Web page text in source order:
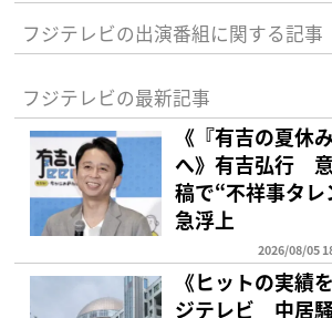
フジテレビの出演番組に関する記事
フジテレビの最新記事
《『有吉の夏休
へ》有吉弘行
稿で“不祥事タ
急浮上
2026/08/05
《ヒットの実績
ジテレビ 中居